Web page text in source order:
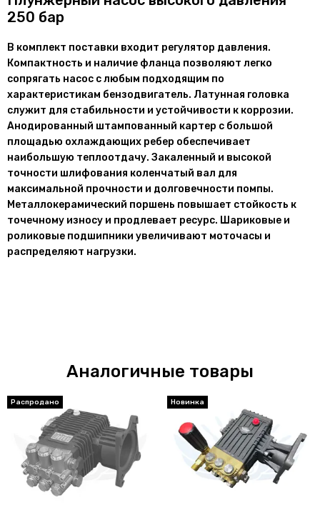
250 бар
В комплект поставки входит регулятор давления.
Компактность и наличие фланца позволяют легко
сопрягать насос с любым подходящим по
характеристикам бензодвигатель. Латунная головка
служит для стабильности и устойчивости к коррозии.
Анодированный штампованный картер с большой
площадью охлаждающих ребер обеспечивает
наибольшую теплоотдачу. Закаленный и высокой
точности шлифования коленчатый вал для
максимальной прочности и долговечности помпы.
Металлокерамический поршень повышает стойкость к
точечному износу и продлевает ресурс. Шариковые и
роликовые подшипники увеличивают моточасы и
распределяют нагрузки.
Аналогичные товары
Распродано Новинка